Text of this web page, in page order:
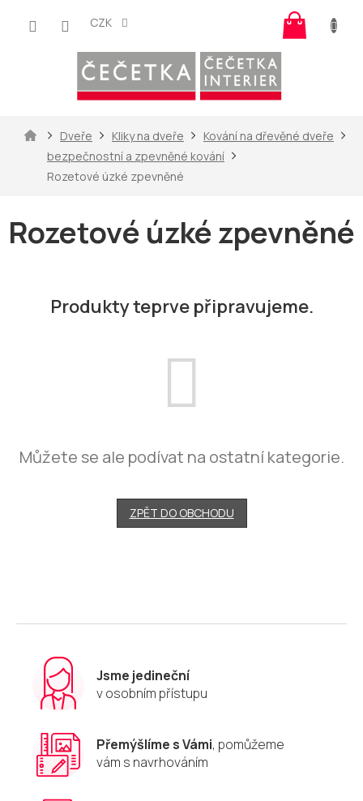
CZK
košík
DomůDveře Kliky na dveře
Kování na dřevěné dveře
bezpečnostní a zpevněné kování
Rozetové úzké zpevněné
Rozetové úzké zpevněné
Produkty teprve připravujeme.
Můžete se ale podívat na ostatní kategorie.
ZPĚT DO OBCHODU
Jsme jedineční
v osobním přístupu
Přemýšlíme s Vámi, pomůžeme
vám s navrhováním